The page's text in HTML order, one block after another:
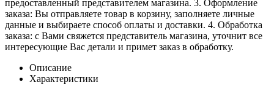
предоставленный представителем магазина. 3. Оформление
заказа: Вы отправляете товар в корзину, заполняете личные
данные и выбираете способ оплаты и доставки. 4. Обработка
заказа: с Вами свяжется представитель магазина, уточнит все
интересующие Вас детали и примет заказ в обработку.
Описание
Характеристики